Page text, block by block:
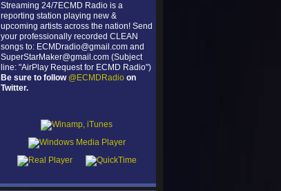
Streaming 24/7ECMD Radio is a
reporting station playing new &
upcoming artists across the nation! Send
your professionally recorded CLEAN
songs to: ECMDradio@gmail.com and
SuperStarMaker@gmail.com (Subject
line: "AirPlay Request for ECMD Radio")
Be sure to follow @ECMDRadio on
Twitter.